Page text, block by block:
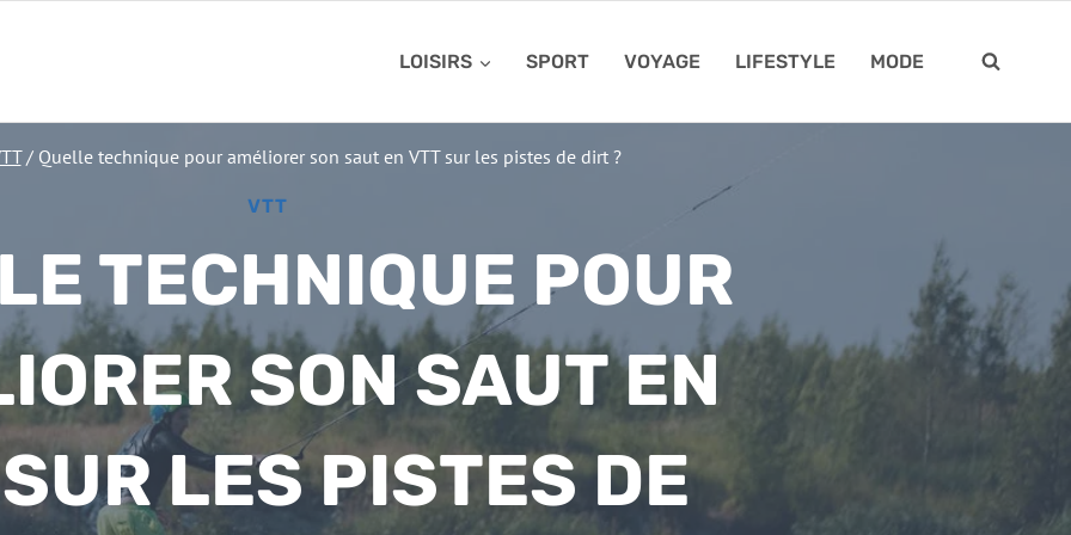
LOISIRS SPORT VOYAGE LIFESTYLE MODE
/ Quelle technique pour améliorer son saut en VTT sur les pistes de dirt ?
VTT
TECHNIQUE POUR
SON SAUT EN
LES PISTES DE